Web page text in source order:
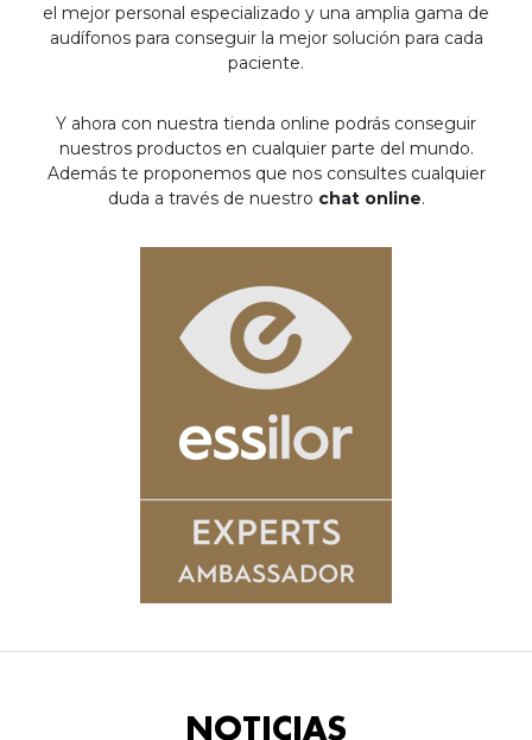
el mejor personal especializado y una amplia gama de
audífonos para conseguir la mejor solución para cada
paciente.
Y ahora con nuestra tienda online podrás conseguir
nuestros productos en cualquier parte del mundo.
Además te proponemos que nos consultes cualquier
duda a través de nuestro chat online.
NOTICIAS